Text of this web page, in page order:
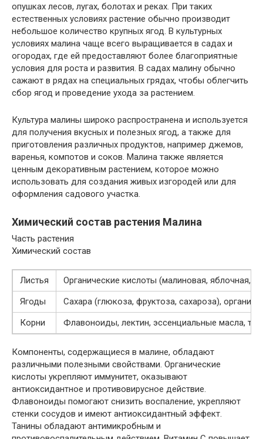
опушках лесов, лугах, болотах и реках. При таких
естественных условиях растение обычно производит
небольшое количество крупных ягод. В культурных
условиях малина чаще всего выращивается в садах и
огородах, где ей предоставляют более благоприятные
условия для роста и развития. В садах малину обычно
сажают в рядах на специальных грядах, чтобы облегчить
сбор ягод и проведение ухода за растением.
Культура малины широко распространена и используется
для получения вкусных и полезных ягод, а также для
приготовления различных продуктов, например джемов,
варенья, компотов и соков. Малина также является
ценным декоративным растением, которое можно
использовать для создания живых изгородей или для
оформления садового участка.
Химический состав растения Малина
Часть растения
Химический состав
Листья
Органические кислоты (малиновая, яблочная,
Ягоды
Сахара (глюкоза, фруктоза, сахароза),
Корни
Флавоноиды, лектин, эссенциальные масла,
Компоненты, содержащиеся в малине, обладают
различными полезными свойствами. Органические
кислоты укрепляют иммунитет, оказывают
антиоксидантное и противовирусное действие.
Флавоноиды помогают снизить воспаление, укрепляют
стенки сосудов и имеют антиоксидантный эффект.
Танины обладают антимикробным и